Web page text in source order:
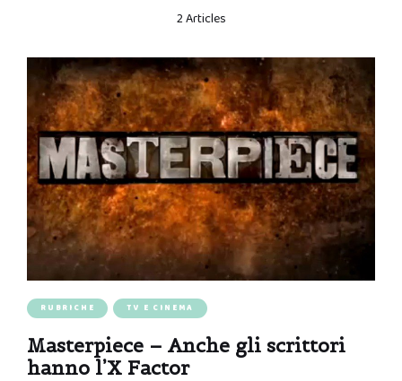
2 Articles
RUBRICHE TV E CINEMA
Masterpiece – Anche gli scrittori
hanno l’X Factor